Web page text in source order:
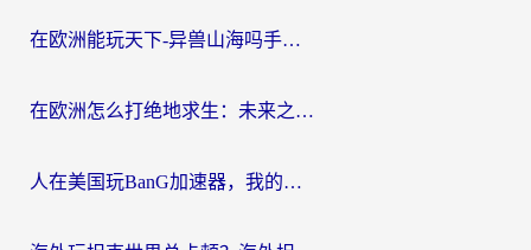
在欧洲能玩天下-异兽山海吗手游？海外玩家的加速器生存指南
在欧洲怎么打绝地求生：未来之役不卡？留学生亲测的加速器避坑指南
人在美国玩BanG加速器，我的延迟终于绿了